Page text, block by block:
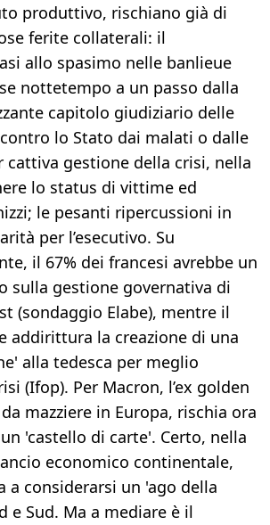
produttivo, rischiano già di
ferite collaterali: il
allo spasimo nelle banlieue
nottetempo a un passo dalla
capitolo giudiziario delle
lo Stato dai malati o dalle
cattiva gestione della crisi, nella
lo status di vittime ed
le pesanti ripercussioni in
per l’esecutivo. Su
il 67% dei francesi avrebbe un
sulla gestione governativa di
(sondaggio Elabe), mentre il
addirittura la creazione di una
alla tedesca per meglio
(Ifop). Per Macron, l’ex golden
mazziere in Europa, rischia ora
'castello di carte'. Certo, nella
economico continentale,
a considerarsi un 'ago della
e Sud. Ma a mediare è il